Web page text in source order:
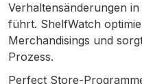
Verhaltensänderungen
führt. ShelfWatch
Merchandisings und
Prozess.
Perfect Store-